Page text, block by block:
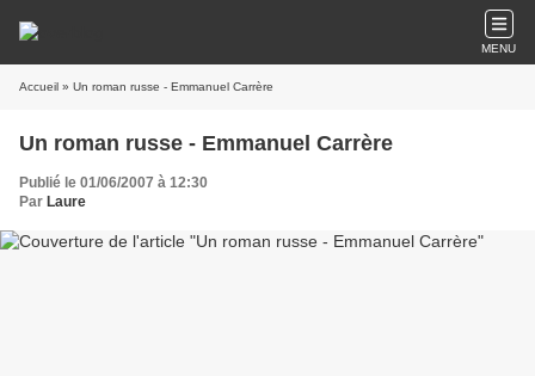
MENU
Accueil » Un roman russe - Emmanuel Carrère
Un roman russe - Emmanuel Carrère
Publié le 01/06/2007 à 12:30
Par Laure